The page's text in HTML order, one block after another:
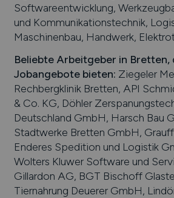
Softwareentwicklung,
und Kommunikationstechnik,
Maschinenbau, Handwerk,
Beliebte Arbeitgeber in Bretten,
Jobangebote bieten: Ziegeler
Rechbergklinik Bretten, API
& Co. KG, Döhler
Deutschland GmbH, Harsch Bau
Stadtwerke Bretten GmbH,
Enderes Spedition und Logistik
Wolters Kluwer Software und
Gillardon AG, BGT Bischoff
Tiernahrung Deuerer GmbH,